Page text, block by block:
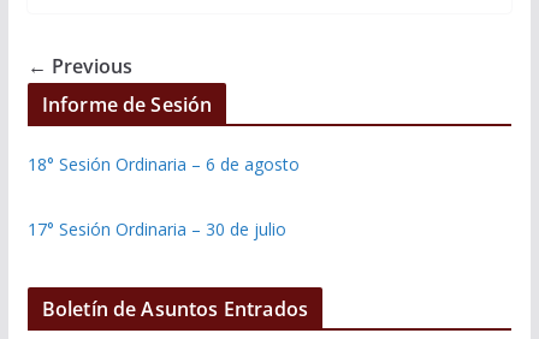
← Previous
Informe de Sesión
18° Sesión Ordinaria – 6 de agosto
17° Sesión Ordinaria – 30 de julio
Boletín de Asuntos Entrados